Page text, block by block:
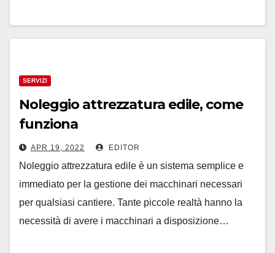
SERVIZI
Noleggio attrezzatura edile, come
funziona
APR 19, 2022 EDITOR
Noleggio attrezzatura edile è un sistema semplice e
immediato per la gestione dei macchinari necessari
per qualsiasi cantiere. Tante piccole realtà hanno la
necessità di avere i macchinari a disposizione…